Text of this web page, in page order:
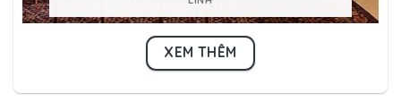
XEM THÊM